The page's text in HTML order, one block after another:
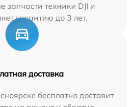
запчасти техники DJI и
гарантию до 3 лет.
доставка
бесплатно доставит